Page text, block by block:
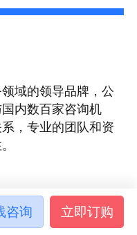
域的领导品牌，公
内数百家咨询机
，专业的团队和资
只需反馈至智研咨
台等任意终端，均
咨询 立即订购